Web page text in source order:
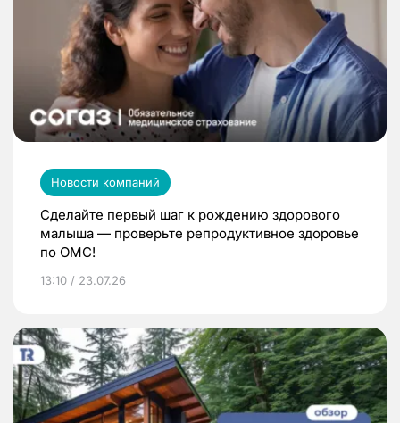
Новости компаний
Сделайте первый шаг к рождению здорового
малыша — проверьте репродуктивное здоровье
по ОМС!
13:10 / 23.07.26